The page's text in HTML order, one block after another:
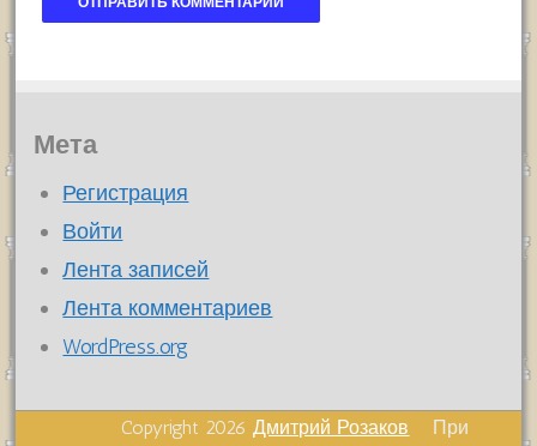
Мета
Регистрация
Войти
Лента записей
Лента комментариев
WordPress.org
Copyright 2026Дмитрий Розаков При